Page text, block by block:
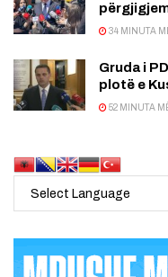
34 MINUTA
Gruda i
plotë e
52 MINUTA